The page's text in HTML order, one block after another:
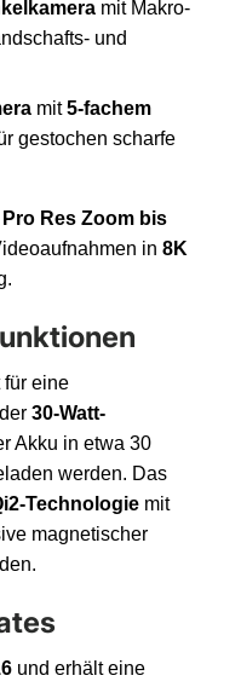
mit Makro-
und
mit5-fachem
gestochen scharfe
Pro Res Zoom bis
in 8K
für eine
30-Watt-
Akku in etwa 30
werden. Das
Technologie mit
magnetischer
und erhält eine